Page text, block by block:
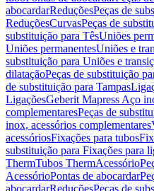
abocardarReduçõesPeças de
ReduçõesCurvasPeças de
substituição para TêsUniões
Uniões permanentesUniões e
substituição para Uniões e
dilataçãoPeças de substituição
de substituição para Tampas
LigaçõesGeberit Mapress Aço
complementaresPeças de
inox, acessórios complementares
acessóriosFixações para tubos
substituição para Fixações para
ThermTubos ThermAcessório
AcessórioPontas de abocardar
abocardarReduçõesPeças de